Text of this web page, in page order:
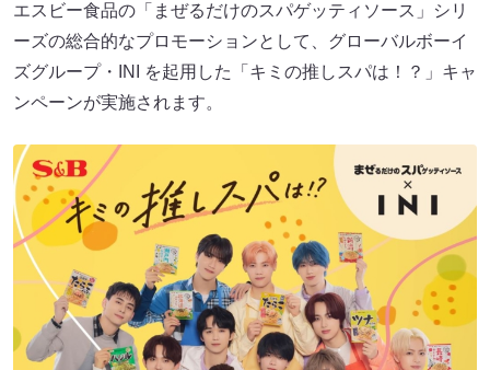
エスビー食品の「まぜるだけのスパゲッティソース」シリ
ーズの総合的なプロモーションとして、グローバルボーイ
ズグループ・INI を起用した「キミの推しスパは！？」キャ
ンペーンが実施されます。